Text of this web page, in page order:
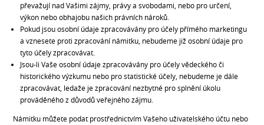
převažují nad Vašimi zájmy, právy a svobodami, nebo pro určení,
výkon nebo obhajobu našich právních nároků.
Pokud jsou osobní údaje zpracovávány pro účely přímého marketingu
a vznesete proti zpracování námitku, nebudeme již osobní údaje pro
tyto účely zpracovávat.
Jsou-li Vaše osobní údaje zpracovávány pro účely vědeckého či
historického výzkumu nebo pro statistické účely, nebudeme je dále
zpracovávat, ledaže je zpracování nezbytné pro splnění úkolu
prováděného z důvodů veřejného zájmu.
Námitku můžete podat prostřednictvím Vašeho uživatelského účtu nebo